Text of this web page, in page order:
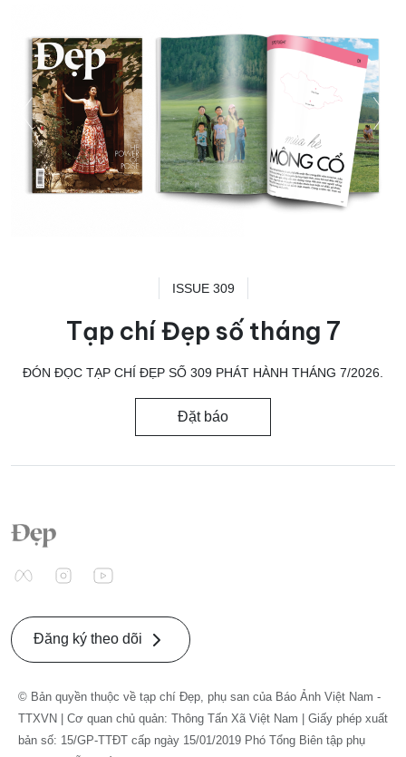
ISSUE 309
Tạp chí Đẹp số tháng 7
ĐÓN ĐỌC TẠP CHÍ ĐẸP SỐ 309 PHÁT HÀNH THÁNG 7/2026.
Đặt báo
Đăng ký theo dõi
© Bản quyền thuộc về tạp chí Đẹp, phụ san của Báo Ảnh Việt Nam -
TTXVN | Cơ quan chủ quản: Thông Tấn Xã Việt Nam | Giấy phép xuất
bản số: 15/GP-TTĐT cấp ngày 15/01/2019 Phó Tổng Biên tập phụ